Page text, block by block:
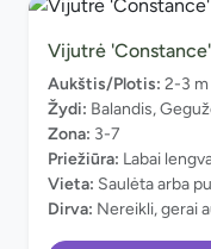
Vijutrė
Aukštis/Plotis: 2-3 m
Žydi: Balandis,
Zona: 3-7
Priežiūra: Labai
Vieta: Saulėta arba
Dirva: Nereikli, gerai